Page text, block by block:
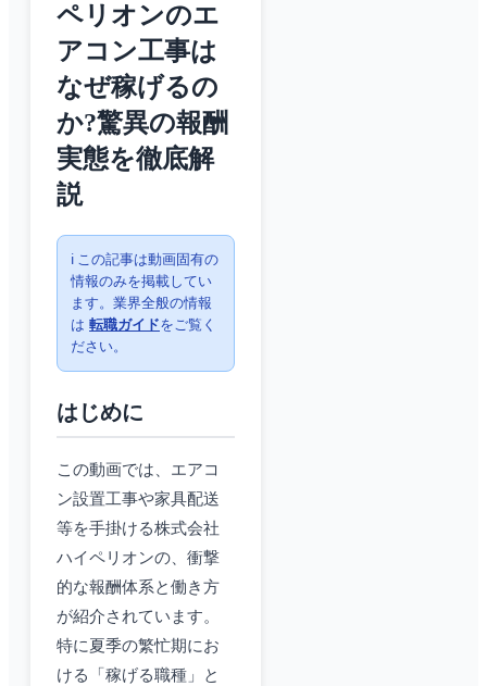
ペリオンのエ
アコン工事は
なぜ稼げるの
か?驚異の報酬
実態を徹底解
説
ℹ️ この記事は動画固有の
情報のみを掲載してい
ます。業界全般の情報
は 転職ガイドをご覧く
ださい。
はじめに
この動画では、エアコ
ン設置工事や家具配送
等を手掛ける株式会社
ハイペリオンの、衝撃
的な報酬体系と働き方
が紹介されています。
特に夏季の繁忙期にお
ける「稼げる職種」と